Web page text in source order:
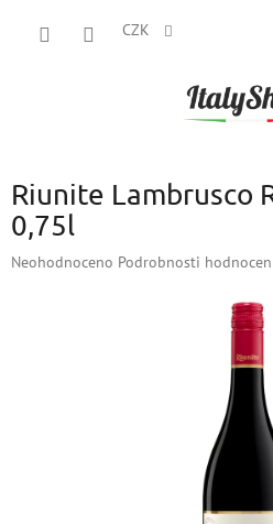
CZK
Riunite Lambrusco
0,75l
Průměrné
Neohodnoceno Podrobnosti